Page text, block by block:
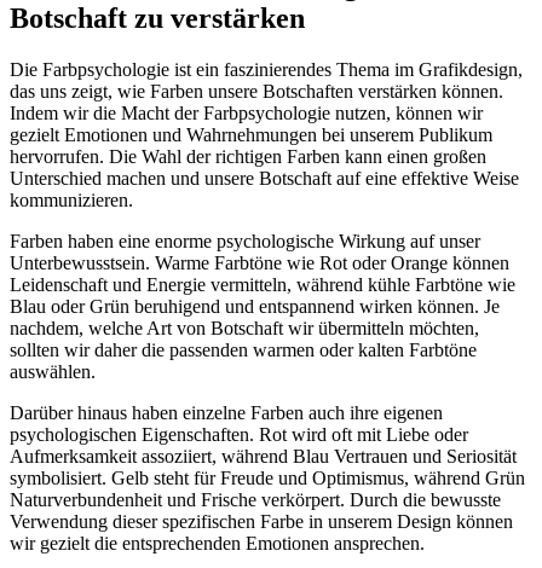
Botschaft zu verstärken
Die Farbpsychologie ist ein faszinierendes Thema im Grafikdesign,
das uns zeigt, wie Farben unsere Botschaften verstärken können.
Indem wir die Macht der Farbpsychologie nutzen, können wir
gezielt Emotionen und Wahrnehmungen bei unserem Publikum
hervorrufen. Die Wahl der richtigen Farben kann einen großen
Unterschied machen und unsere Botschaft auf eine effektive Weise
kommunizieren.
Farben haben eine enorme psychologische Wirkung auf unser
Unterbewusstsein. Warme Farbtöne wie Rot oder Orange können
Leidenschaft und Energie vermitteln, während kühle Farbtöne wie
Blau oder Grün beruhigend und entspannend wirken können. Je
nachdem, welche Art von Botschaft wir übermitteln möchten,
sollten wir daher die passenden warmen oder kalten Farbtöne
auswählen.
Darüber hinaus haben einzelne Farben auch ihre eigenen
psychologischen Eigenschaften. Rot wird oft mit Liebe oder
Aufmerksamkeit assoziiert, während Blau Vertrauen und Seriosität
symbolisiert. Gelb steht für Freude und Optimismus, während Grün
Naturverbundenheit und Frische verkörpert. Durch die bewusste
Verwendung dieser spezifischen Farbe in unserem Design können
wir gezielt die entsprechenden Emotionen ansprechen.